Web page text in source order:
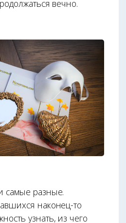
вечно.
самые разные.
наконец-то
узнать, из чего